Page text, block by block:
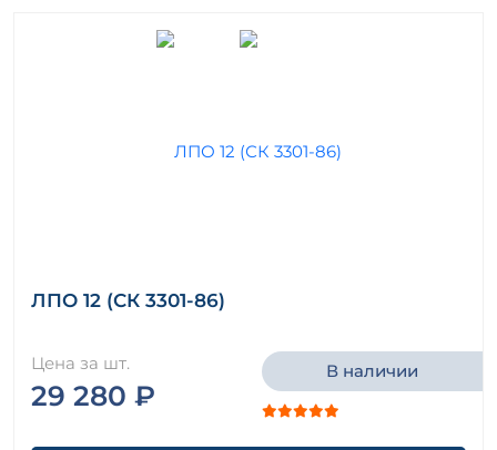
ЛПО 12 (СК 3301-86)
Цена за шт.
29 280 ₽
В наличии